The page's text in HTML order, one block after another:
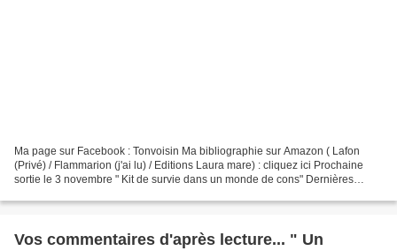
Ma page sur Facebook : Tonvoisin Ma bibliographie sur Amazon ( Lafon
(Privé) / Flammarion (j'ai lu) / Editions Laura mare) : cliquez ici Prochaine
sortie le 3 novembre " Kit de survie dans un monde de cons" Dernières
Vos commentaires d'après lecture... " Un